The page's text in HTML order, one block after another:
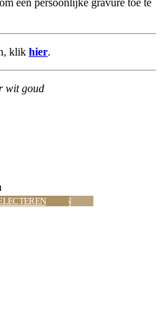
een persoonlijke gravure toe te
klik hier.
wit goud
WINKELWAGEN